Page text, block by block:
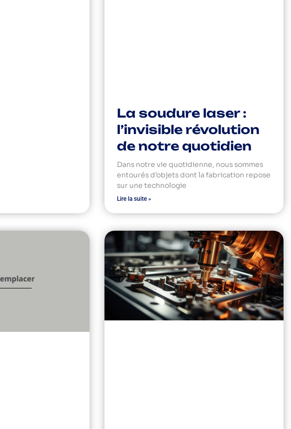
La soudure laser :
l’invisible révolution
de notre quotidien
Dans notre vie quotidienne, nous sommes
entourés d’objets dont la fabrication repose
sur une technologie
Lire la suite »